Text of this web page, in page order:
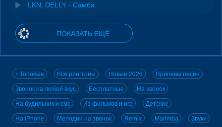
LKN, DELLY - Самба
ПОКАЗАТЬ ЕЩЁ
↑ Топовые Все рингтоны Новые 2026 Припевы песен
Звонок на любой вкус Бесплатные На звонок
На будильник и смс Из фильмов и игр Детские
На iPhone Мелодии на звонок Remix Marimba Звуки